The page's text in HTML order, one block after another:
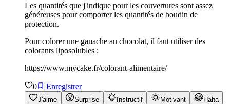
Les quantités que j'indique pour les couvertures sont assez
généreuses pour comporter les quantités de boudin de
protection.
Pour colorer une ganache au chocolat, il faut utiliser des
colorants liposolubles :
https://www.mycake.fr/colorant-alimentaire/
0 Enregistrer
J'aime Surprise Instructif Motivant
Haha